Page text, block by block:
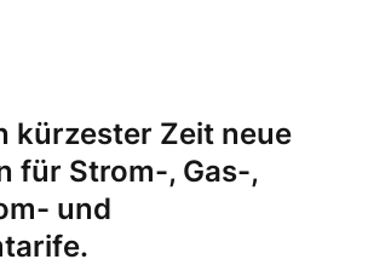
kürzester Zeit neue
für Strom-, Gas-,
und